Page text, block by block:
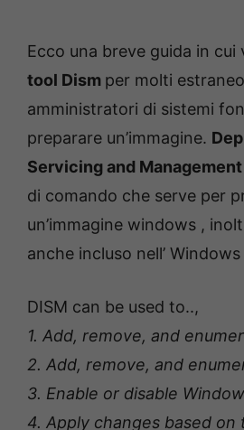
Ecco una breve guida in cui
tool Dism per molti
amministratori di sistemi
preparare un’immagine.
Servicing and Management
di comando che serve per
un’immagine windows ,
anche incluso nell’ Windows
DISM can be used to..,
1. Add, remove, and
2. Add, remove, and
3. Enable or disable
4. Apply changes based